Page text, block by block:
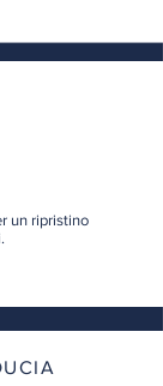
un ripristino